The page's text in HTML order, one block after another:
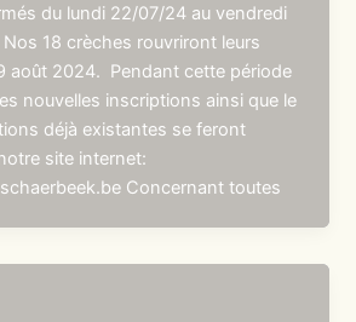
du lundi 22/07/24 au vendredi
18 crèches rouvriront leurs
août 2024. Pendant cette période
nouvelles inscriptions ainsi que le
déjà existantes se feront
site internet:
Concernant toutes